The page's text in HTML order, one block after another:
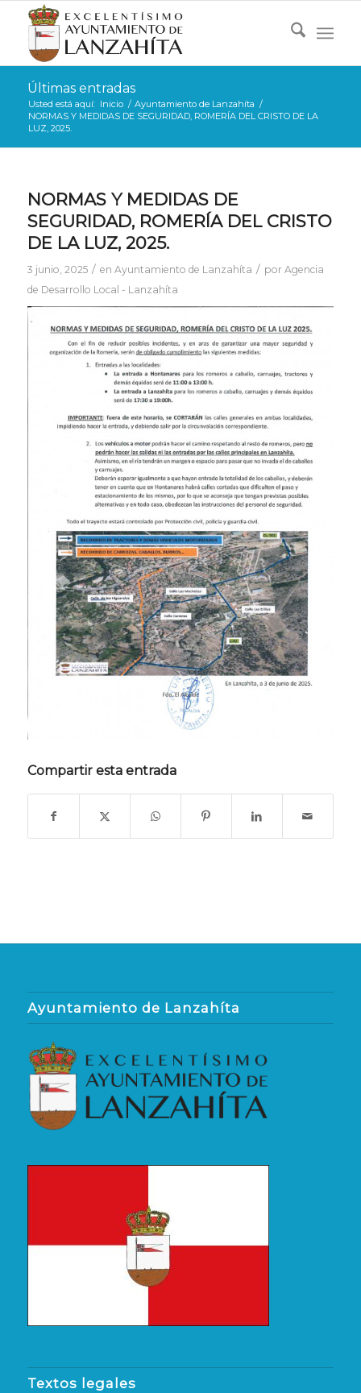
Últimas entradas
Usted está aquí: Inicio / Ayuntamiento de Lanzahíta /
NORMAS Y MEDIDAS DE SEGURIDAD, ROMERÍA DEL CRISTO DE LA
LUZ, 2025.
NORMAS Y MEDIDAS DE
SEGURIDAD, ROMERÍA DEL CRISTO
DE LA LUZ, 2025.
3 junio, 2025 / en Ayuntamiento de Lanzahíta / por Agencia
de Desarrollo Local - Lanzahíta
Compartir esta entrada
Ayuntamiento de Lanzahíta
Textos legales